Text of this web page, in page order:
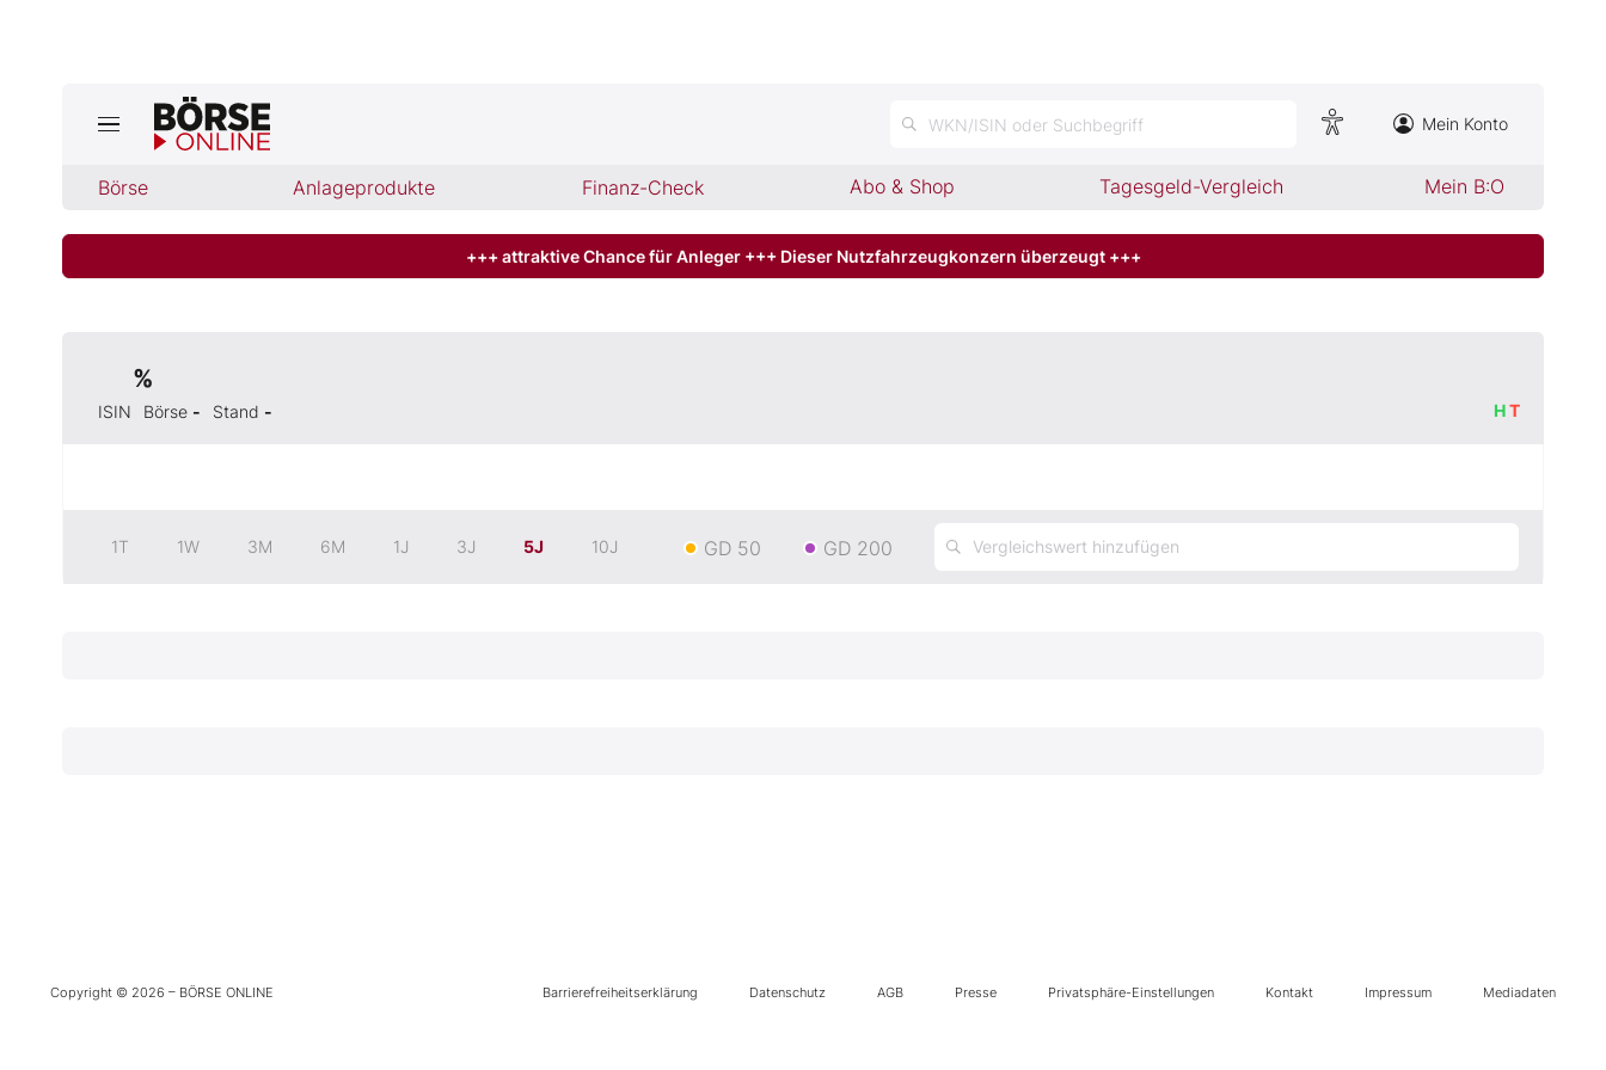
WKN/ISIN oder Suchbegriff Mein Konto
Börse Anlageprodukte Finanz-Check Abo & Shop Tagesgeld-Vergleich Mein B:O
Jetzt aktuelle Ausgabe BÖRSE ONLINE lesen
+++ attraktive Chance für Anleger +++ Dieser Nutzfahrzeugkonzern überzeugt +++
%
HT
ISIN Börse - Stand -
1T 1W 3M 6M 1J 3J 5J 10J GD 50 GD 200
Copyright © 2026 – BÖRSE ONLINE Barrierefreiheitserklärung Datenschutz AGB Presse Privatsphäre-Einstellungen Kontakt Impressum Mediadaten